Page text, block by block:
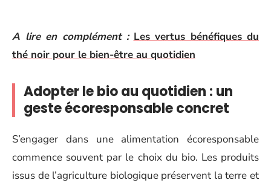
A lire en complément : Les vertus bénéfiques du
thé noir pour le bien-être au quotidien
Adopter le bio au quotidien : un
geste écoresponsable concret
S’engager dans une alimentation écoresponsable
commence souvent par le choix du bio. Les produits
issus de l’agriculture biologique préservent la terre et